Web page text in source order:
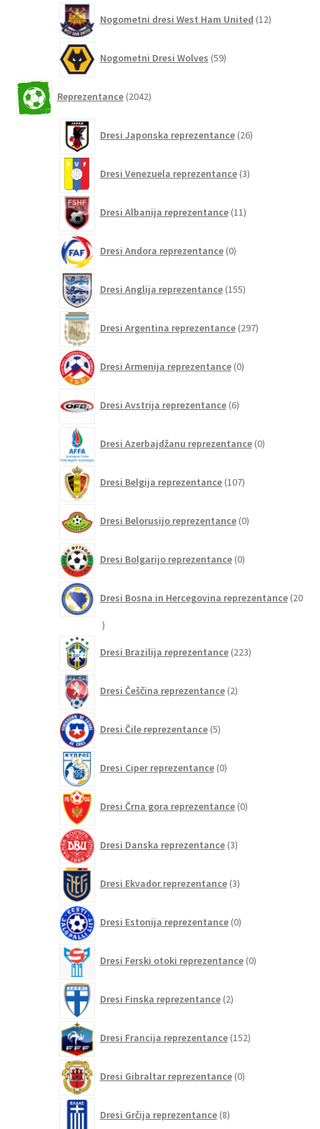
Nogometni dresi West Ham United 12izdelkov
Nogometni Dresi Wolves 59izdelkov
Reprezentance 2042izdelkov
Dresi Japonska reprezentance 26izdelkov
Dresi Venezuela reprezentance 3izdelki
Dresi Albanija reprezentance 11izdelkov
Dresi Andora reprezentance 0izdelkov
Dresi Anglija reprezentance 155izdelkov
Dresi Argentina reprezentance 297izdelkov
Dresi Armenija reprezentance 0izdelkov
Dresi Avstrija reprezentance 6izdelkov
Dresi Azerbajdžanu reprezentance 0izdelkov
Dresi Belgija reprezentance 107izdelkov
Dresi Belorusijo reprezentance 0izdelkov
Dresi Bolgarijo reprezentance 0izdelkov
Dresi Bosna in Hercegovina reprezentance 20
20
Dresi Brazilija reprezentance 223izdelkov
Dresi Češčina reprezentance 2izdelka
Dresi Čile reprezentance 5izdelkov
Dresi Ciper reprezentance 0izdelkov
Dresi Črna gora reprezentance 0izdelkov
Dresi Danska reprezentance 3izdelki
Dresi Ekvador reprezentance 3izdelki
Dresi Estonija reprezentance 0izdelkov
Dresi Ferski otoki reprezentance 0izdelkov
Dresi Finska reprezentance 2izdelka
Dresi Francija reprezentance 152izdelkov
Dresi Gibraltar reprezentance 0izdelkov
Dresi Grčija reprezentance 8izdelkov